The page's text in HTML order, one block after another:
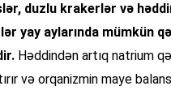
duzlu krakerlər və
yay aylarında mümkün
Həddindən artıq natrium
və orqanizmin maye